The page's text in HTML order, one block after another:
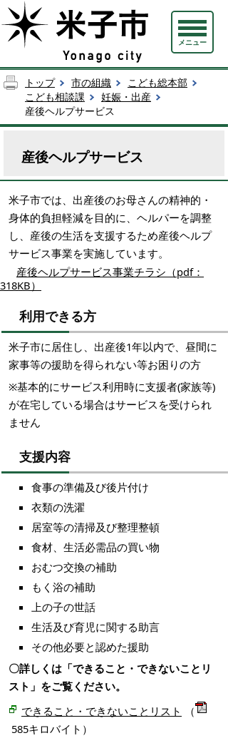
メニュー
トップ 市の組織
こども総本部
こども相談課
妊娠・出産
産後ヘルプサービス
産後ヘルプサービス
米子市では、出産後のお母さんの精神的・
身体的負担軽減を目的に、ヘルパーを調整
し、産後の生活を支援するため産後ヘルプ
サービス事業を実施しています。
産後ヘルプサービス事業チラシ（pdf：
318KB）
利用できる方
米子市に居住し、出産後1年以内で、昼間に
家事等の援助を得られない等お困りの方
※基本的にサービス利用時に支援者(家族等)
が在宅している場合はサービスを受けられ
ません
支援内容
食事の準備及び後片付け
衣類の洗濯
居室等の清掃及び整理整頓
食材、生活必需品の買い物
おむつ交換の補助
もく浴の補助
上の子の世話
生活及び育児に関する助言
その他必要と認めた援助
〇詳しくは「できること・できないことリ
スト」をご覧ください。
できること・できないことリスト
（
585キロバイト）